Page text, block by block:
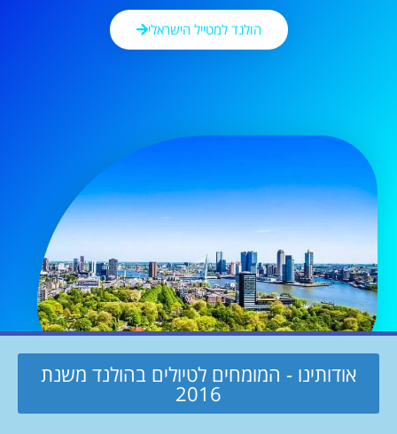
הולנד למטייל הישראלי
אודותינו - המומחים לטיולים בהולנד משנת
2016